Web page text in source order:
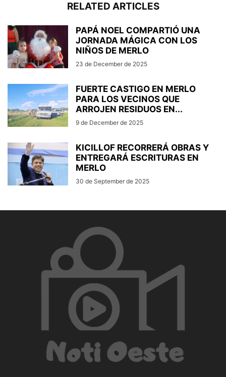
RELATED ARTICLES
PAPÁ NOEL COMPARTIÓ UNA
JORNADA MÁGICA CON LOS
NIÑOS DE MERLO
23 de December de 2025
FUERTE CASTIGO EN MERLO
PARA LOS VECINOS QUE
ARROJEN RESIDUOS EN...
9 de December de 2025
KICILLOF RECORRERÁ OBRAS Y
ENTREGARÁ ESCRITURAS EN
MERLO
30 de September de 2025